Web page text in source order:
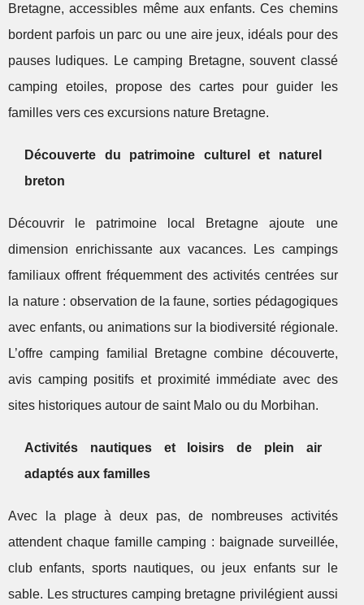
Bretagne, accessibles même aux enfants. Ces chemins
bordent parfois un parc ou une aire jeux, idéals pour des
pauses ludiques. Le camping Bretagne, souvent classé
camping etoiles, propose des cartes pour guider les
familles vers ces excursions nature Bretagne.
Découverte du patrimoine culturel et naturel
breton
Découvrir le patrimoine local Bretagne ajoute une
dimension enrichissante aux vacances. Les campings
familiaux offrent fréquemment des activités centrées sur
la nature : observation de la faune, sorties pédagogiques
avec enfants, ou animations sur la biodiversité régionale.
L’offre camping familial Bretagne combine découverte,
avis camping positifs et proximité immédiate avec des
sites historiques autour de saint Malo ou du Morbihan.
Activités nautiques et loisirs de plein air
adaptés aux familles
Avec la plage à deux pas, de nombreuses activités
attendent chaque famille camping : baignade surveillée,
club enfants, sports nautiques, ou jeux enfants sur le
sable. Les structures camping bretagne privilégient aussi